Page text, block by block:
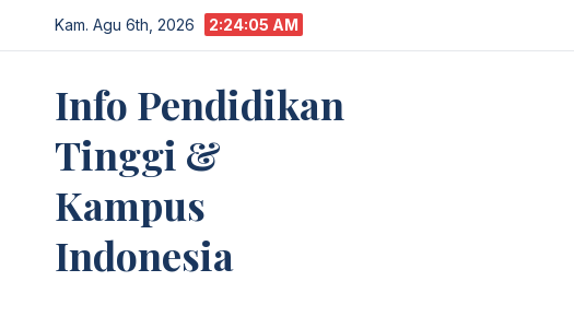
to
Kam. Agu 6th, 2026 2:24:06 AM
Info Pendidikan
Tinggi &
Kampus
Indonesia